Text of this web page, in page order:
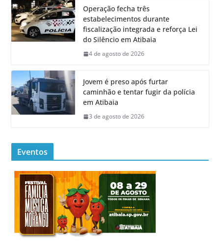
Operação fecha três
estabelecimentos durante
fiscalização integrada e reforça Lei
do Silêncio em Atibaia
4 de agosto de 2026
Jovem é preso após furtar
caminhão e tentar fugir da polícia
em Atibaia
3 de agosto de 2026
Eventos